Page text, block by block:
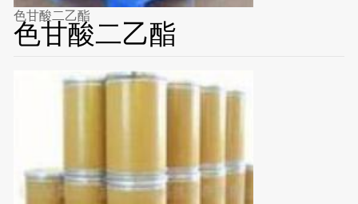
色甘酸二乙酯
色甘酸二乙酯